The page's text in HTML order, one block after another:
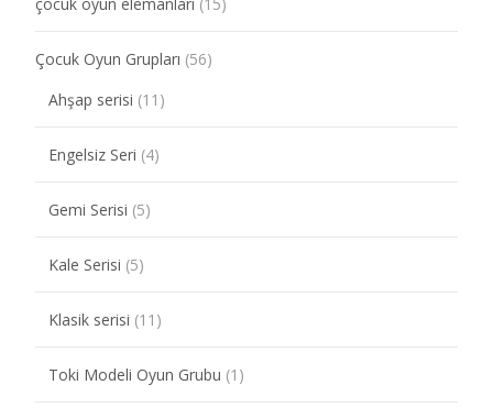
Çocuk Oyun Grupları (56)
Ahşap serisi (11)
Engelsiz Seri (4)
Gemi Serisi (5)
Kale Serisi (5)
Klasik serisi (11)
Toki Modeli Oyun Grubu (1)